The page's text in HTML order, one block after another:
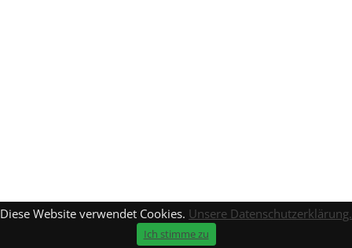
Diese Website verwendet Cookies. Unsere Datenschutzerklärung.
Ich stimme zu